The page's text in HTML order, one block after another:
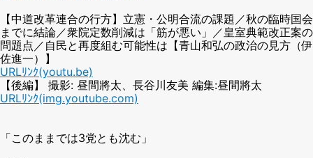
【中道改革連合の行方】立憲・公明合流の課題／秋の臨時国会
までに結論／衆院定数削減は「筋が悪い」／皇室典範改正案の
問題点／自民と再度組む可能性は【青山和弘の政治の見方（伊
佐進一）】
URLﾘﾝｸ(youtu.be)
【後編】 撮影: 昼間將太、長谷川友美 編集:昼間將太
URLﾘﾝｸ(img.youtube.com)
「このままでは3党とも沈む」